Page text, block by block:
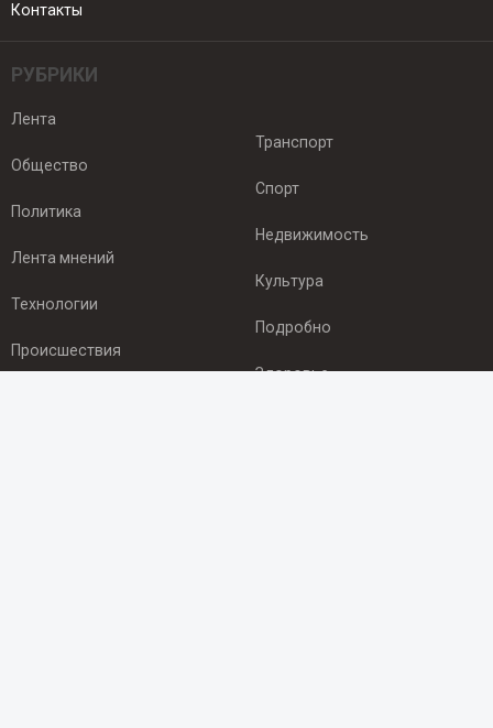
Контакты
РУБРИКИ
Лента
Общество
Политика
Лента мнений
Технологии
Происшествия
Транспорт
Спорт
Недвижимость
Культура
Подробно
Здоровье